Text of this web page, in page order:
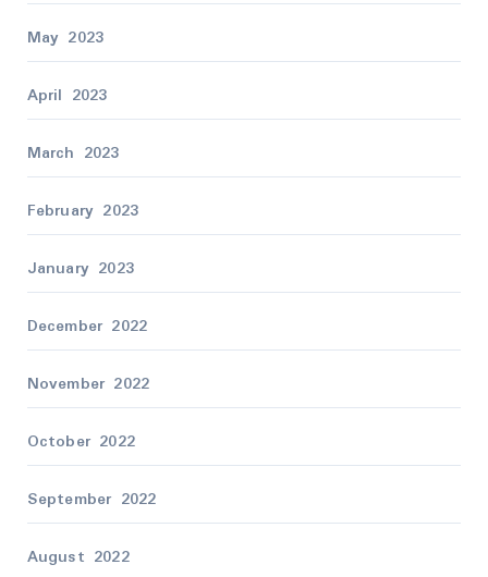
May 2023
April 2023
March 2023
February 2023
January 2023
December 2022
November 2022
October 2022
September 2022
August 2022